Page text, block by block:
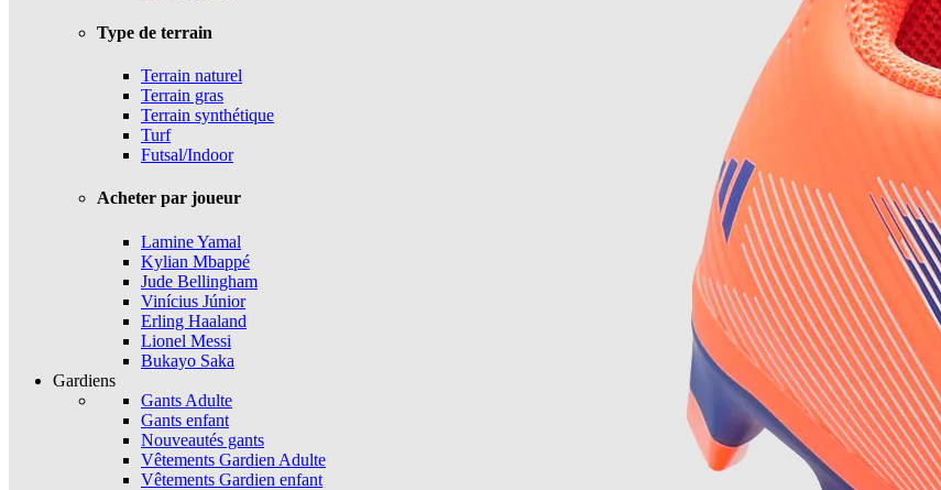
Type de terrain
Terrain naturel
Terrain gras
Terrain synthétique
Turf
Futsal/Indoor
Acheter par joueur
Lamine Yamal
Kylian Mbappé
Jude Bellingham
Vinícius Júnior
Erling Haaland
Lionel Messi
Bukayo Saka
Gardiens
Gants Adulte
Gants enfant
Nouveautés gants
Vêtements Gardien Adulte
Vêtements Gardien enfant